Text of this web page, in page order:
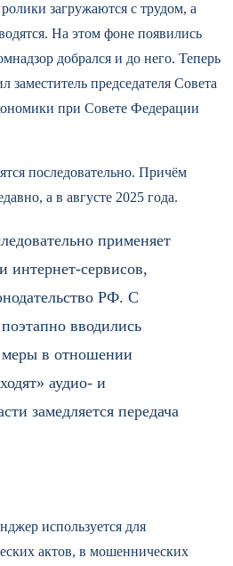
загружаются с трудом, а
На этом фоне появились
добрался и до него. Теперь
заместитель председателя Совета
при Совете Федерации
последовательно. Причём
а в августе 2025 года.
применяет
сервисов,
РФ. С
вводились
меры в отношении
аудио- и
замедляется передача
используется для
актов, в мошеннических